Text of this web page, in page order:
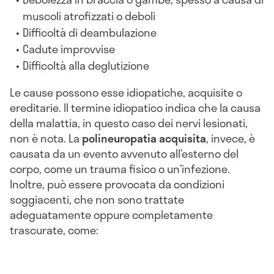
muscoli atrofizzati o deboli
Difficoltà di deambulazione
Cadute improvvise
Difficoltà alla deglutizione
Le cause possono esse idiopatiche, acquisite o
ereditarie. Il termine idiopatico indica che la causa
della malattia, in questo caso dei nervi lesionati,
non è nota. La polineuropatia acquisita, invece, è
causata da un evento avvenuto all’esterno del
corpo, come un trauma fisico o un’infezione.
Inoltre, può essere provocata da condizioni
soggiacenti, che non sono trattate
adeguatamente oppure completamente
trascurate, come: